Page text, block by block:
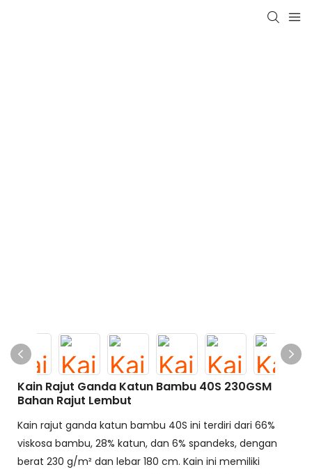
Kain Rajut Ganda Katun Bambu 40S 230GSM
Bahan Rajut Lembut
Kain rajut ganda katun bambu 40S ini terdiri dari 66%
viskosa bambu, 28% katun, dan 6% spandeks, dengan
berat 230 g/m² dan lebar 180 cm. Kain ini memiliki